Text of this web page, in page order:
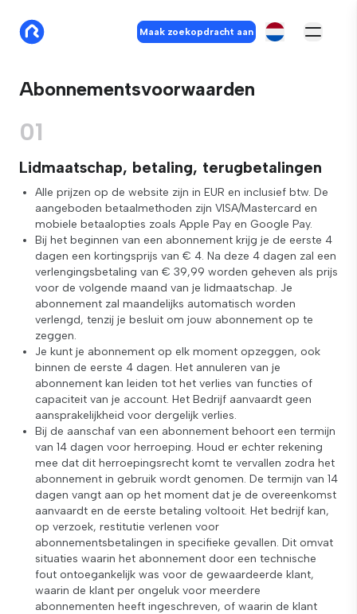
Maak zoekopdracht aan
Abonnementsvoorwaarden
01
Lidmaatschap, betaling, terugbetalingen
Alle prijzen op de website zijn in EUR en inclusief btw. De
aangeboden betaalmethoden zijn VISA/Mastercard en
mobiele betaalopties zoals Apple Pay en Google Pay.
Bij het beginnen van een abonnement krijg je de eerste 4
dagen een kortingsprijs van € 4. Na deze 4 dagen zal een
verlengingsbetaling van € 39,99 worden geheven als prijs
voor de volgende maand van je lidmaatschap. Je
abonnement zal maandelijks automatisch worden
verlengd, tenzij je besluit om jouw abonnement op te
zeggen.
Je kunt je abonnement op elk moment opzeggen, ook
binnen de eerste 4 dagen. Het annuleren van je
abonnement kan leiden tot het verlies van functies of
capaciteit van je account. Het Bedrijf aanvaardt geen
aansprakelijkheid voor dergelijk verlies.
Bij de aanschaf van een abonnement behoort een termijn
van 14 dagen voor herroeping. Houd er echter rekening
mee dat dit herroepingsrecht komt te vervallen zodra het
abonnement in gebruik wordt genomen. De termijn van 14
dagen vangt aan op het moment dat je de overeenkomst
aanvaardt en de eerste betaling voltooit. Het bedrijf kan,
op verzoek, restitutie verlenen voor
abonnementsbetalingen in specifieke gevallen. Dit omvat
situaties waarin het abonnement door een technische
fout ontoegankelijk was voor de gewaardeerde klant,
waarin de klant per ongeluk voor meerdere
abonnementen heeft ingeschreven, of waarin de klant